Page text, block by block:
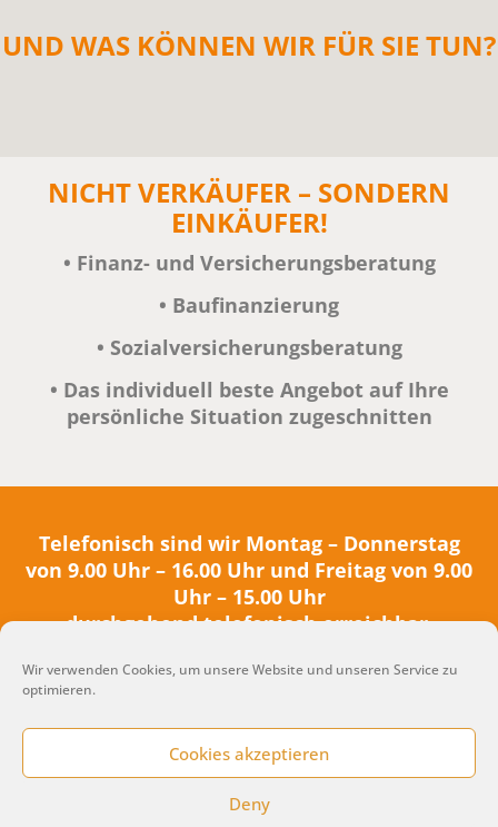
Wir verwenden Cookies, um unsere Website und unseren Service zu
optimieren.
Cookies akzeptieren
Deny
UND WAS KÖNNEN WIR FÜR SIE TUN?
NICHT VERKÄUFER – SONDERN
EINKÄUFER!
• Finanz- und Versicherungsberatung
• Baufinanzierung
• Sozialversicherungsberatung
• Das individuell beste Angebot auf Ihre
persönliche Situation zugeschnitten
Telefonisch sind wir Montag – Donnerstag
von 9.00 Uhr – 16.00 Uhr und Freitag von 9.00
Uhr – 15.00 Uhr
durchgehend telefonisch erreichbar.
nach Vereinbarung unter:
0 62 33 – 7 37 19 50
Jetzt anrufen